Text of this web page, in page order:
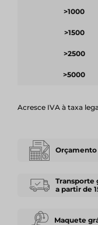
>1000
>1500
>2500
>5000
Acresce IVA à taxa
Transporte
a partir de
Maquete